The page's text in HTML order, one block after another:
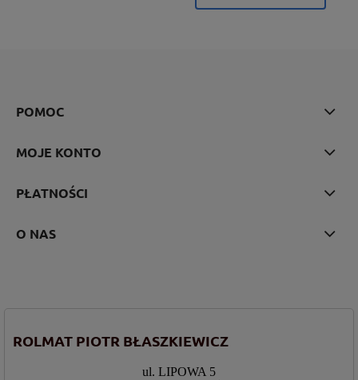
POMOC
MOJE KONTO
PŁATNOŚCI
O NAS
ROLMAT PIOTR BŁASZKIEWICZ
ul. LIPOWA 5